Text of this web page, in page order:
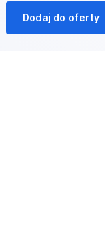
Dodaj do oferty